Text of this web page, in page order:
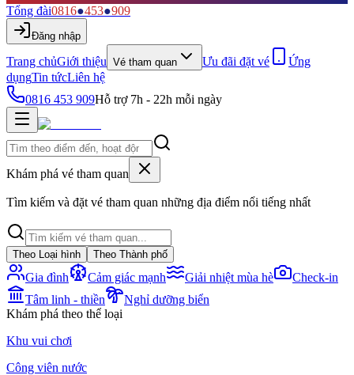
Tổng đài0816●453●909
Đăng nhập
Trang chủGiới thiệu Vé tham quan Ưu đãi đặt vé
Ứng
dụngTin tứcLiên hệ
0816 453 909Hỗ trợ 7h - 22h mỗi ngày
Khám phá vé tham quan
Tìm kiếm và đặt vé tham quan những địa điểm nổi tiếng nhất
Theo Loại hình Theo Thành phố
Gia đình Cảm giác mạnh Giải nhiệt mùa hè
Check-in
Tâm linh - thiền
Nghỉ dưỡng biển
Khám phá theo thể loại
Khu vui chơi
Công viên nước